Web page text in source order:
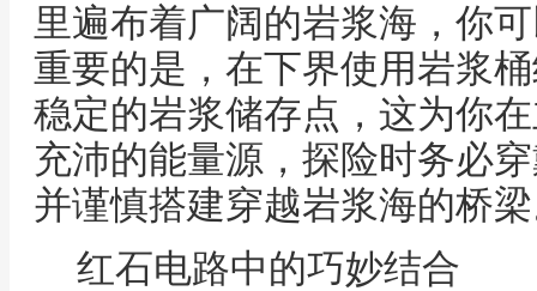
里遍布着广阔的岩浆海，你
重要的是，在下界使用岩浆
稳定的岩浆储存点，这为你
充沛的能量源，探险时务必
并谨慎搭建穿越岩浆海的桥
红石电路中的巧妙结合